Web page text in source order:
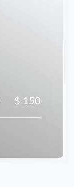
$ 150